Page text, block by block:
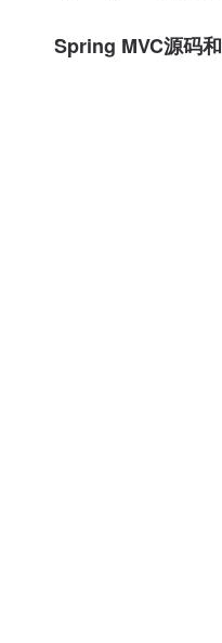
Spring MVC源码